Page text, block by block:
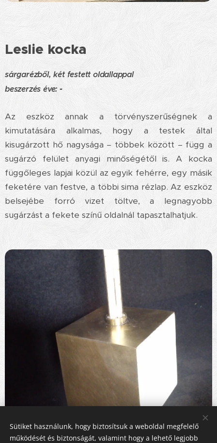
Leslie kocka
sárgarézből, két festett oldallappal
beszerzés éve:-
Az eszköz annak a törvényszerűségnek a
kimutatására alkalmas, hogy a testek által
kisugárzott hő nagysága – többek között – függ a
sugárzó felület anyagi minőségétől is. A kocka
függőleges lapjai közül az egyik fehérre, egy másik
feketére van festve, a többi sima rézlap. Az eszköz
belsejébe forró vizet töltve, a legnagyobb
sugárzást a fekete színű oldalnál tapasztalhatjuk.
Sütiket használunk, hogy biztosítsuk a weboldal megfelelő
működését és biztonságát, valamint hogy a lehető legjobb